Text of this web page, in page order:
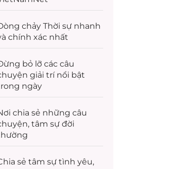
chảy Thời sự nhanh
chính xác nhất
bỏ lỡ các câu
giải trínổi bật
ngày
chia sẻ những câu
tâm sự đời
sẻ tâm sự tình yêu,